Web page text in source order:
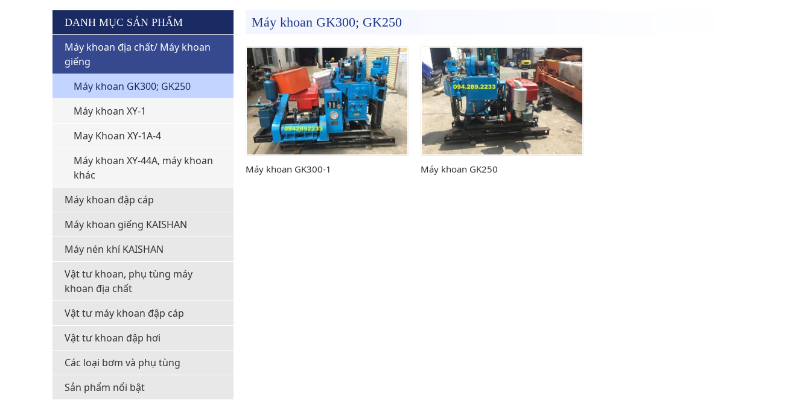
DANH MỤC SẢN PHẨM
Máy khoan địa chất/ Máy khoan
giếng
Máy khoan GK300; GK250
Máy khoan XY-1
May Khoan XY-1A-4
Máy khoan XY-44A, máy khoan
khác
Máy khoan đập cáp
Máy khoan giếng KAISHAN
Máy nén khí KAISHAN
Vật tư khoan, phụ tùng máy
khoan địa chất
Vật tư máy khoan đập cáp
Vật tư khoan đập hơi
Các loại bơm và phụ tùng
Sản phẩm nổi bật
Máy khoan GK300; GK250
Máy khoan GK300-1 Máy khoan GK250